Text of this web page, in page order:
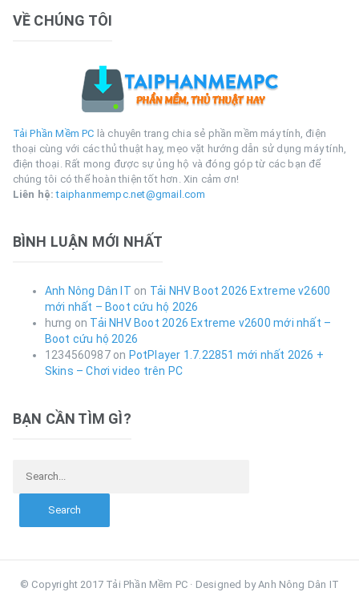
VỀ CHÚNG TÔI
Tải Phần Mềm PC là chuyên trang chia sẻ phần mềm máy tính, điện
thoại cùng với các thủ thuật hay, mẹo vặt hướng dẫn sử dụng máy tính,
điện thoại. Rất mong được sự ủng hộ và đóng góp từ các bạn để
chúng tôi có thể hoàn thiện tốt hơn. Xin cảm ơn!
Liên hệ: taiphanmempc.net@gmail.com
BÌNH LUẬN MỚI NHẤT
Anh Nông Dân IT on Tải NHV Boot 2026 Extreme v2600
mới nhất – Boot cứu hộ 2026
hưng on Tải NHV Boot 2026 Extreme v2600 mới nhất –
Boot cứu hộ 2026
1234560987on PotPlayer 1.7.22851 mới nhất 2026 +
Skins – Chơi video trên PC
BẠN CẦN TÌM GÌ?
© Copyright 2017 Tải Phần Mềm PC · Designed by Anh Nông Dân IT